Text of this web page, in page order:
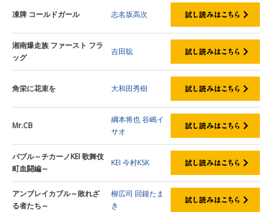
凍牌 コールドガール 志名坂高次
湘南爆走族 ファースト フラ
ッグ
吉田聡
角栄に花束を 大和田秀樹
Mr.CB
綱本将也谷嶋イ
サオ
バブル～チカーノKEI 歌舞伎
町血闘編～
KEI 今村KSK
アンブレイカブル～敗れざ
る者たち～
柳広司 回鐘たま
き